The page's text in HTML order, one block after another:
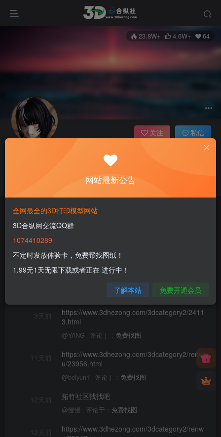
23.8W+ 4.6W+ 64
这家伙很懒，什么都没有写...
关注 私信
10小时前
@ahmetqzl 评论于：
企鹅
3天前
https://www.3dhezong.com/3dcategory2/2411
3.html
@YANG 评论于： 免费找图
11天前
https://www.3dhezong.com/3dcategory2/renw
u/23956.html
@beiyun1 评论于： 免费找图
12天前 拓竹社区找找吧
@慢慢 评论于： 免费找图
12天前
https://www.3dhezong.com/3dcategory2/renw
网站最新公告
全网最全的3D打印模型网站
3D合纵网交流QQ群
1074410289
不定时发放体验卡，免费帮找图纸！
1.99元1天无限下载或者正在 进行中！
了解本站 免费开通会员